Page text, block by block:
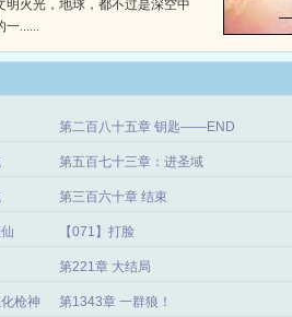
明火光，地球，都不过是深空中
一......
第二百八十五章 钥匙——END
第五百七十三章：进圣域
第三百六十章 结束
【071】打脸
第221章 大结局
枪神 第1343章 一群狼！